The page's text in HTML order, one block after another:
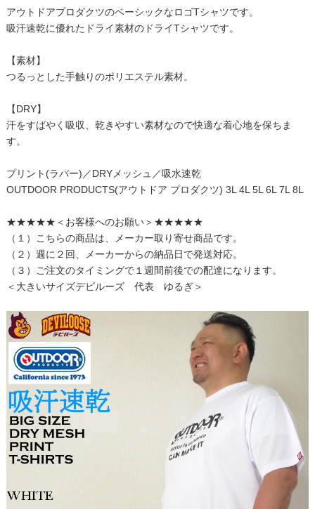
アウトドアプロダクツのベーシックなロゴTシャツです。
吸汗速乾に優れたドライ素材のドライTシャツです。
【素材】
つるっとした手触りのポリエステル素材。
【DRY】
汗をすばやく吸収、乾きやすい素材なので快適な着心地を保ちま
す。
プリント(ラバー)／DRYメッシュ／吸水速乾
OUTDOOR PRODUCTS(アウトドア プロダクツ) 3L 4L 5L 6L 7L 8L
★★★★★＜お客様へのお願い＞★★★★★
（１）こちらの商品は、メーカー取り寄せ商品です。
（２）週に２回、メーカーからの納品日で発送対応。
（３）ご注文のタイミングで１週間前後での配達になります。
＜大きいサイズデビルーズ 代表 ゆるぎ＞